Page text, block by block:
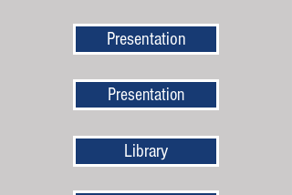
Presentation
Presentation
Library